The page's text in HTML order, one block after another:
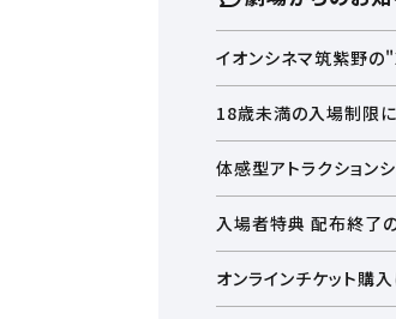
イオンシネマ筑紫野
18歳未満の入場制限
あらかじめ、ご了承下さ
体感型アトラクション
4DXの詳細はコチラ
入場者特典 配布終了
せ。
オンラインチケット購